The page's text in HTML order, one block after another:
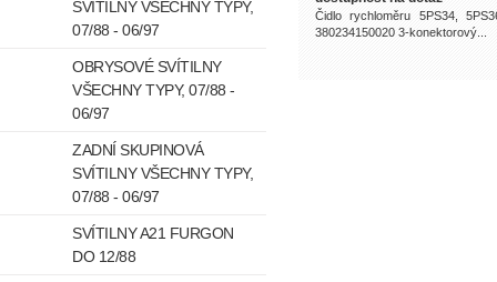
Čidlo rychloměru 5PS34,
380234150020 3-konektorový...
SVÍTILNY VŠECHNY TYPY,
07/88 - 06/97
OBRYSOVÉ SVÍTILNY
VŠECHNY TYPY, 07/88 -
06/97
ZADNÍ SKUPINOVÁ
SVÍTILNY VŠECHNY TYPY,
07/88 - 06/97
SVÍTILNY A21 FURGON
DO 12/88